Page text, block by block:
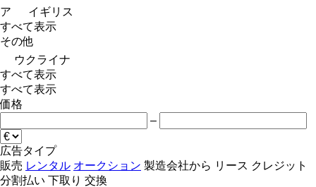
ア
イギリス
すべて表示
その他
ウクライナ
すべて表示
すべて表示
価格
–
広告タイプ
販売 レンタル オークション 製造会社から リース クレジット
分割払い 下取り 交換